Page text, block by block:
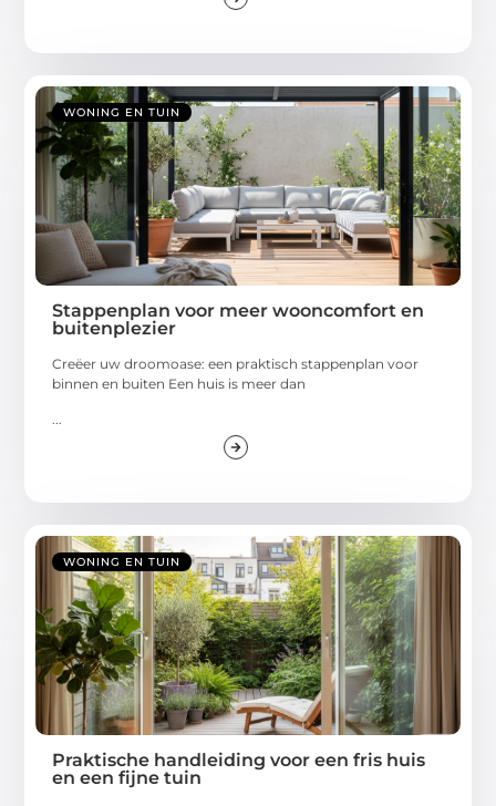
WONING EN TUIN
Stappenplan voor meer wooncomfort en
buitenplezier
Creëer uw droomoase: een praktisch stappenplan voor
binnen en buiten Een huis is meer dan
...
WONING EN TUIN
Praktische handleiding voor een fris huis
en een fijne tuin